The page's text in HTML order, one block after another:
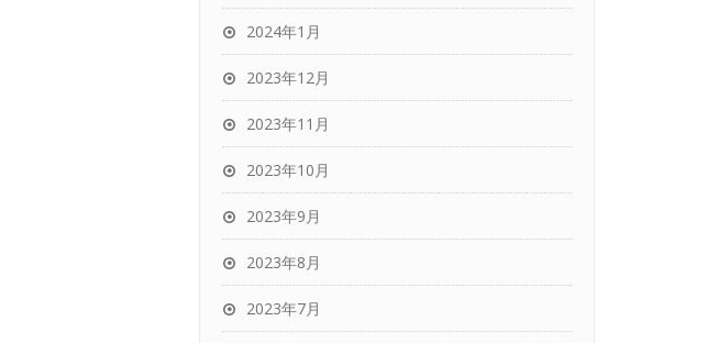
2024年1月
2023年12月
2023年11月
2023年10月
2023年9月
2023年8月
2023年7月